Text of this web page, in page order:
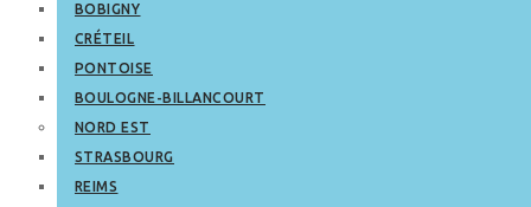
BOBIGNY
CRÉTEIL
PONTOISE
BOULOGNE-BILLANCOURT
NORD EST
STRASBOURG
REIMS